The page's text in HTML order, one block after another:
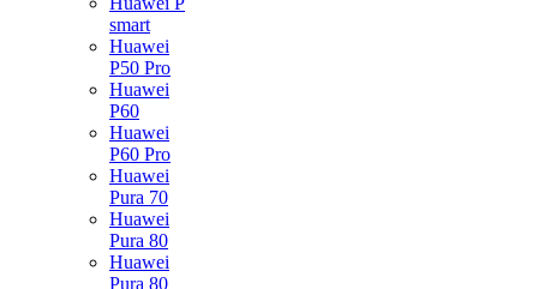
smart
Huawei
P50 Pro
Huawei
P60
Huawei
P60 Pro
Huawei
Pura 70
Huawei
Pura 80
Huawei
Pura 80